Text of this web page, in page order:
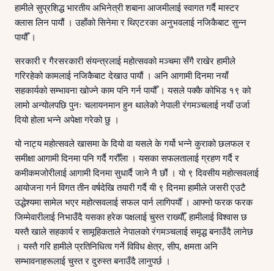
हामीले सुप्रशिद्ध भारतीय अभिनेत्री शबाना आजमीलाई स्वागत गर्दै मास्टर
क्लास लिन पायौं । उहाँको सिनेमा र थिएटरका अनुभवलाई नजिकैबाट सुन्न
पायौँ ।
सरकारी र गैरसरकारी संयन्त्रलाई महोत्सवको मञ्चमा सँगै राखेर हामीले
गरिरहेको कामलाई नजिकैबाट देखाउ पायौं । अनि आगामी दिनमा नयाँ
सहकार्यको सम्भावना खोज्ने काम पनि गर्न पायौँ । यसले पक्कै कोभिड १९ को
लामो अन्योलपछि पुनः चलायनमान हुन थालेको नेपाली रंगमञ्चलाई नयाँ उर्जा
दियो होला भन्ने अपेक्षा गरेको छु ।
यो नाट्य महोत्सवले खासमा के दियो वा यसले के गर्यो भन्ने कुराको छलफल र
समीक्षा आगामी दिनमा पनि गर्दै गरौँला । यसका सफलतालाई ग्रहण गर्दै र
कमीकमजोरीलाई आगामी दिनमा सुधार्दै जाने नै छौं । यो ९ दिवसीय महोत्सवलाई
आयोजना गर्न विगत तीन वर्षदेखि तयारी गर्दै यी ९ दिनमा हामीले जसरी एउटै
उद्धेश्यमा सामेल भएर महोत्सवलाई सफल पार्न लागिपर्यौँ । आफ्नो फरक फरक
जिम्मेवारीलाई निभाउँदै यसका हरेक पक्षलाई चुस्त राख्यौँ, हामीलाई विश्वास छ
यस्तै खाले सहकार्य र सामूहिकताले नेपालको रंगमञ्चलाई समृद्ध बनाउँदै लानेछ
। यस्तै गरि हामीले प्रतिनिधित्व गर्ने विविध क्षेत्र, सीप, क्षमता अनि
सम्भावनाहरूलाई चुस्त र दुरुस्त बनाउँदै लानुपर्छ ।